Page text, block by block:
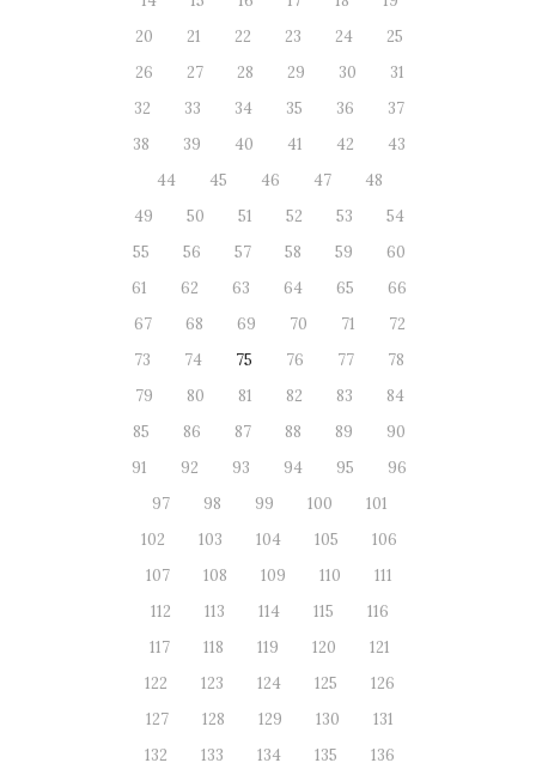
20
21 22 23 24
25
26
27 28 29 30
31
32
33 34 35 36
37
38
39 40 41 42
43
44
45 46 47
48
49
50 51 52 53
54
55
56 57 58 59
60
61
62 63 64 65
66
67
68 69 70 71
72
73
74 75 76 77
78
79
80 81 82 83
84
85
86 87 88 89
90
91
92 93 94 95
96
97
98 99 100
101
102
103 104 105
106
107
108 109 110
111
112
113 114 115
116
117
118 119 120
121
122
123 124 125
126
127
128 129 130
131
132
133 134 135
136